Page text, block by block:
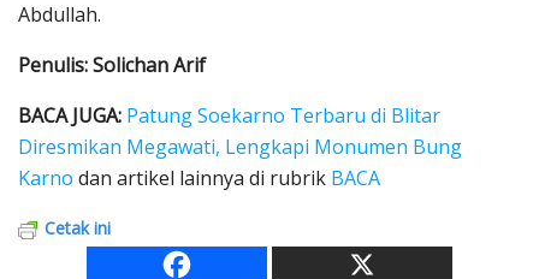
Abdullah.
Penulis: Solichan Arif
BACA JUGA: Patung Soekarno Terbaru di Blitar
Diresmikan Megawati, Lengkapi Monumen Bung
Karno dan artikel lainnya di rubrik BACA
Cetak ini